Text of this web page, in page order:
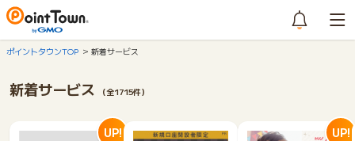
ポイントタウンTOP 新着サービス
新着サービス （全1715件）
UP! UP!